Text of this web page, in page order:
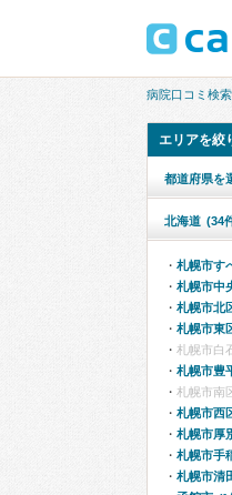
病院口コミ検
エリアを絞
都道府県を
北海道 (34
札幌市す
札幌市中
札幌市北
札幌市東
札幌市白
札幌市豊
札幌市南
札幌市西
札幌市厚
札幌市手
札幌市清